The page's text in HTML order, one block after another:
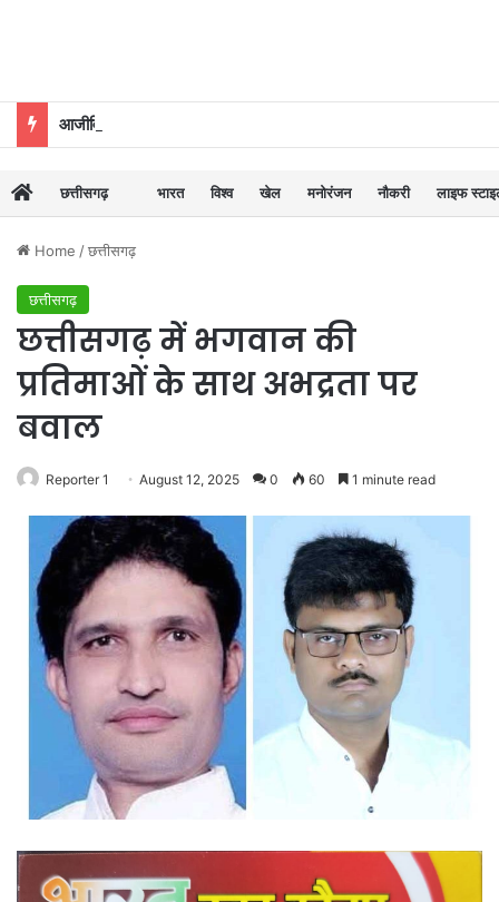
आजीविका डबरी का बहुउद्देशीय उपयोग
छत्तीसगढ़ भारत विश्व खेल मनोरंजन नौकरी लाइफ
Home /छत्तीसगढ़
छत्तीसगढ़
छत्तीसगढ़ में भगवान की
प्रतिमाओं के साथ अभद्रता पर
बवाल
Reporter 1 August 12, 2025 0 60 1 minute read